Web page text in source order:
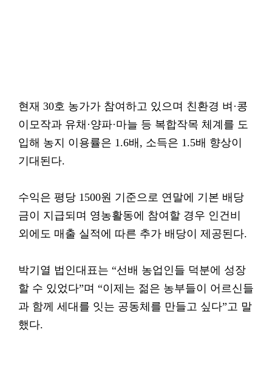
현재 30호 농가가 참여하고 있으며 친환경 벼·콩
이모작과 유채·양파·마늘 등 복합작목 체계를 도
입해 농지 이용률은 1.6배, 소득은 1.5배 향상이
기대된다.
수익은 평당 1500원 기준으로 연말에 기본 배당
금이 지급되며 영농활동에 참여할 경우 인건비
외에도 매출 실적에 따른 추가 배당이 제공된다.
박기열 법인대표는 “선배 농업인들 덕분에 성장
할 수 있었다”며 “이제는 젊은 농부들이 어르신들
과 함께 세대를 잇는 공동체를 만들고 싶다”고 말
했다.